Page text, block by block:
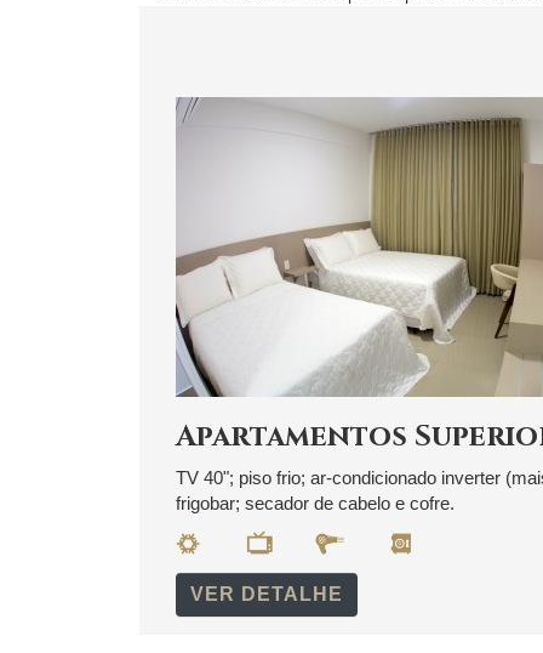
Apartamentos
TV 40"; piso frio; ar-condicionado inverter
frigobar; secador de cabelo e cofre.
VER DETALHE